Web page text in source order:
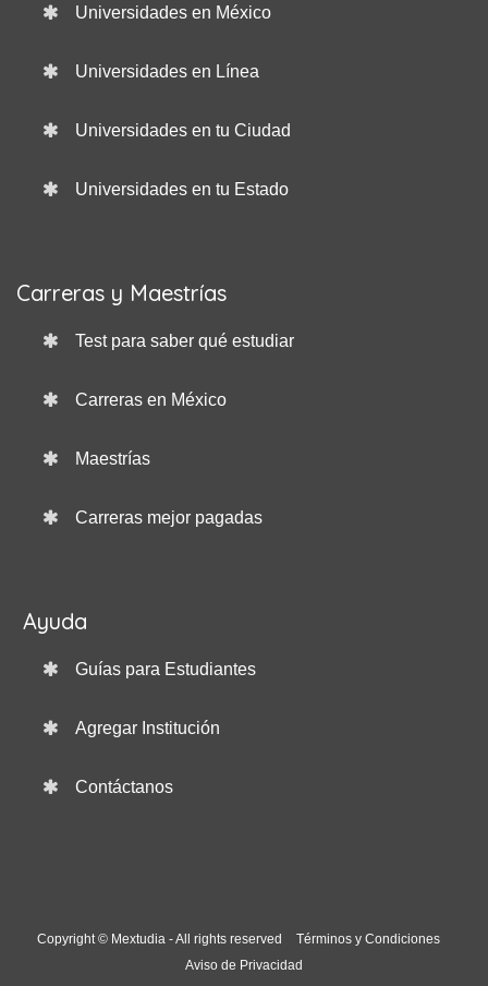
Universidades en México
Universidades en Línea
Universidades en tu Ciudad
Universidades en tu Estado
Carreras y Maestrías
Test para saber qué estudiar
Carreras en México
Maestrías
Carreras mejor pagadas
Ayuda
Guías para Estudiantes
Agregar Institución
Contáctanos
Copyright © Mextudia - All rights reserved
Términos y Condiciones
Aviso de Privacidad